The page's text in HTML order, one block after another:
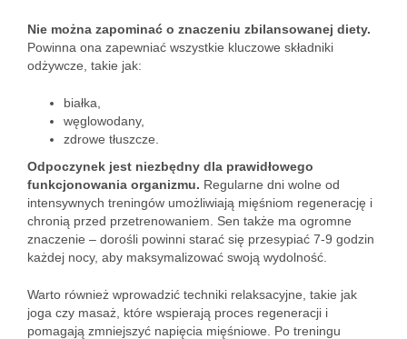
Nie można zapominać o znaczeniu zbilansowanej diety.
Powinna ona zapewniać wszystkie kluczowe składniki
odżywcze, takie jak:
białka,
węglowodany,
zdrowe tłuszcze.
Odpoczynek jest niezbędny dla prawidłowego
funkcjonowania organizmu. Regularne dni wolne od
intensywnych treningów umożliwiają mięśniom regenerację i
chronią przed przetrenowaniem. Sen także ma ogromne
znaczenie – dorośli powinni starać się przesypiać 7-9 godzin
każdej nocy, aby maksymalizować swoją wydolność.
Warto również wprowadzić techniki relaksacyjne, takie jak
joga czy masaż, które wspierają proces regeneracji i
pomagają zmniejszyć napięcia mięśniowe. Po treningu